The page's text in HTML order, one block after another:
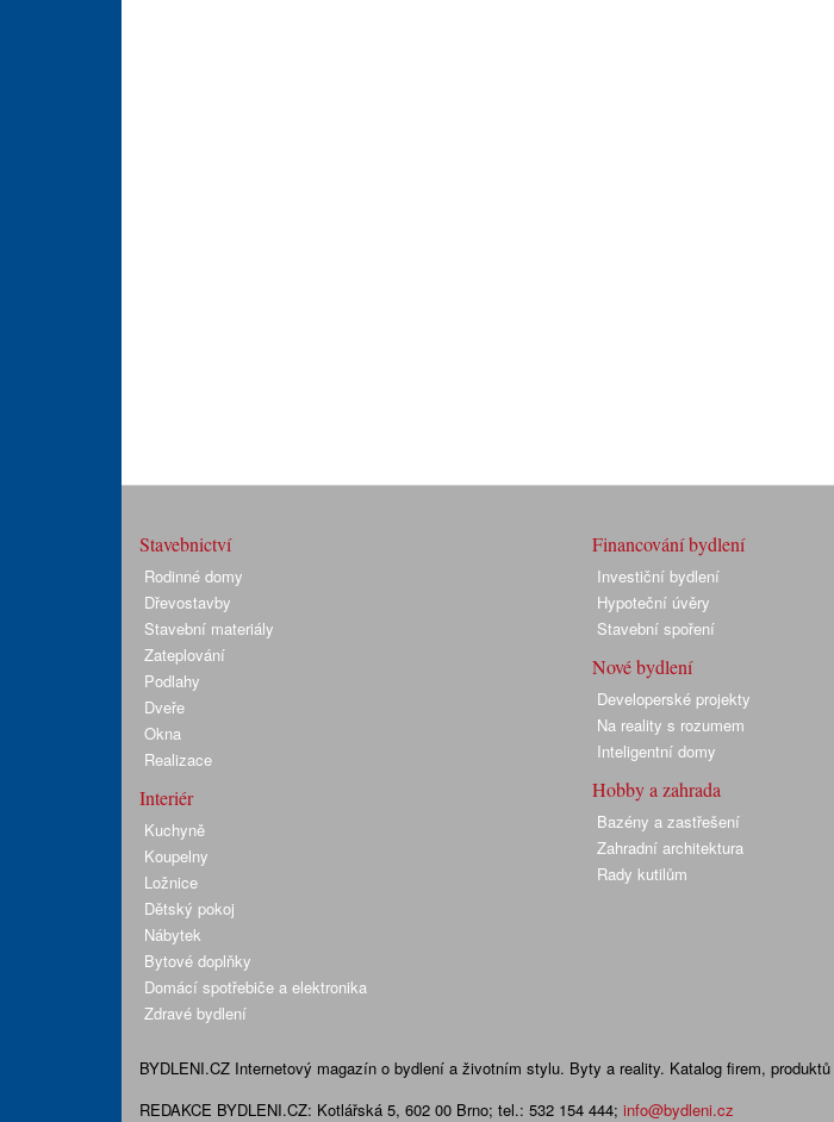
Stavebnictví
Rodinné domy
Dřevostavby
Stavební materiály
Zateplování
Podlahy
Dveře
Okna
Realizace
Interiér
Kuchyně
Koupelny
Ložnice
Dětský pokoj
Nábytek
Bytové doplňky
Domácí spotřebiče a elektronika
Zdravé bydlení
Financování bydlení
Investiční bydlení
Hypoteční úvěry
Stavební spoření
Nové bydlení
Developerské projekty
Na reality s rozumem
Inteligentní domy
Hobby a zahrada
Bazény a zastřešení
Zahradní architektura
Rady kutilům
BYDLENI.CZ Internetový magazín o bydlení a životním stylu. Byty a reality. Katalog firem,
REDAKCE BYDLENI.CZ: Kotlářská 5, 602 00 Brno; tel.: 532 154 444; info@bydleni.cz